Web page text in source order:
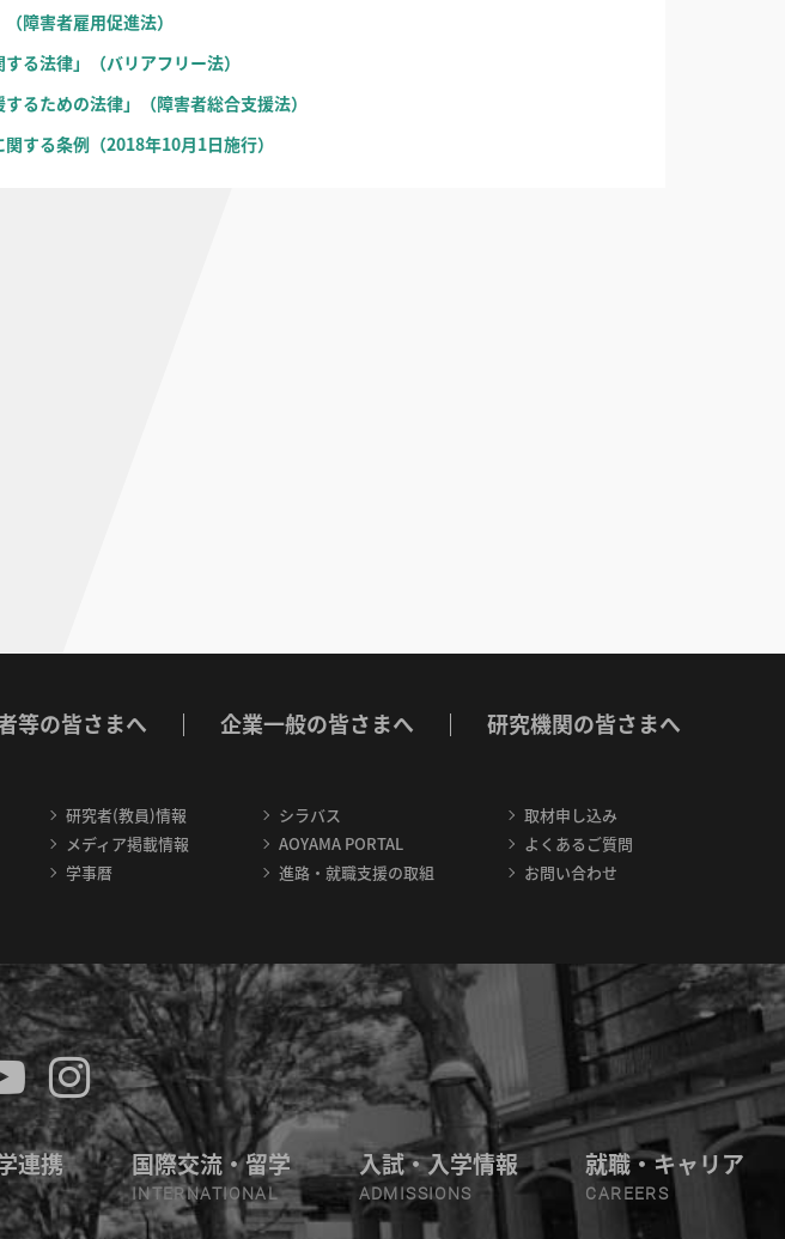
障害者雇用促進法）
る法律」（バリアフリー法）
るための法律」（障害者総合支援法）
する条例（2018年10月1日施行）
等の皆さまへ 企業一般の皆さまへ 研究機関の皆さまへ
研究者(教員)情報
メディア掲載情報
学事暦
シラバス
AOYAMA PORTAL
進路・就職支援の取組
取材申し込み
よくあるご質問
お問い合わせ
連携 国際交流・留学
INTERNATIONAL
入試・入学情報
ADMISSIONS
就職・キャリア
CAREERS